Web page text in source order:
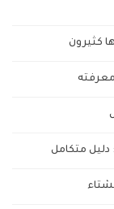
كثيرون
معرفته
دليل متكامل